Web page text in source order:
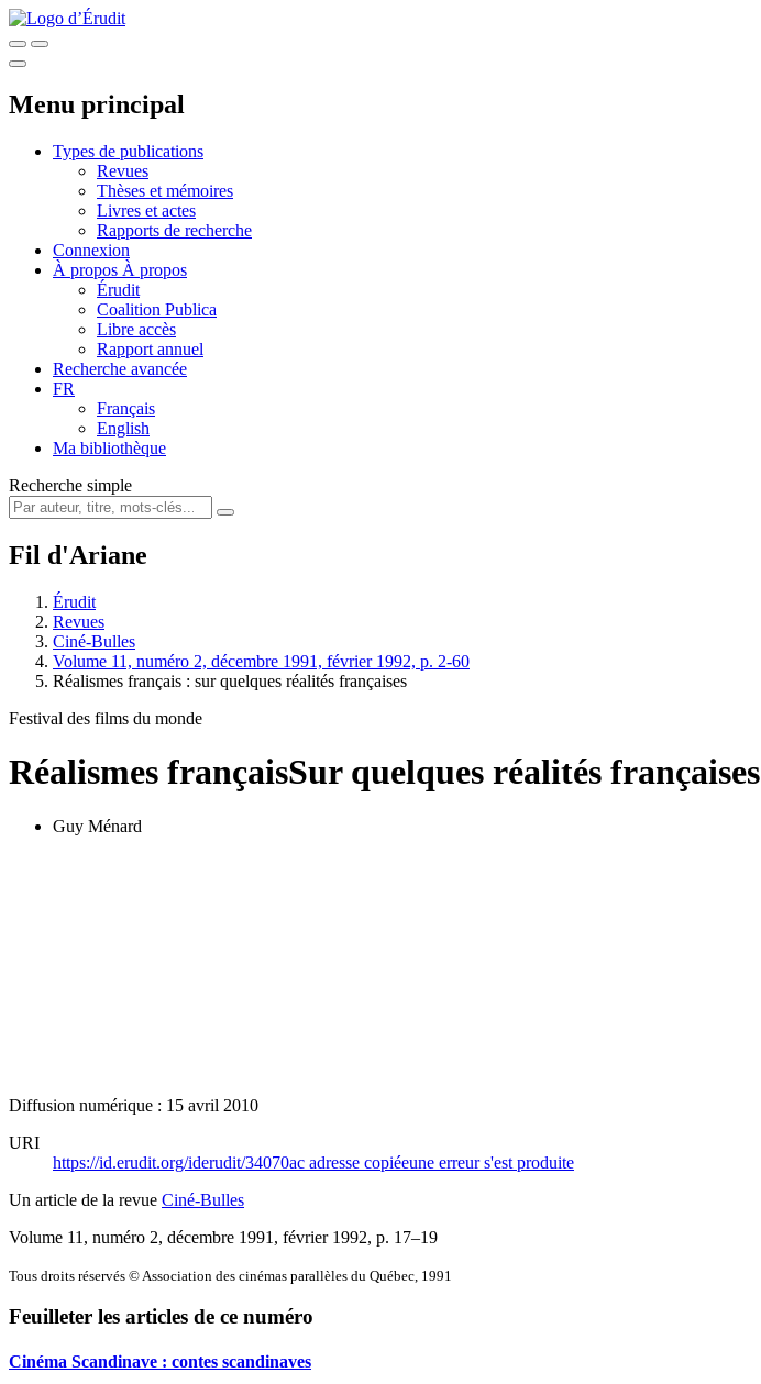
Menu principal
Types de publications
Revues
Thèses et mémoires
Livres et actes
Rapports de recherche
Connexion
À propos À propos
Érudit
Coalition Publica
Libre accès
Rapport annuel
Recherche avancée
FR
Français
English
Ma bibliothèque
Recherche simple
Fil d'Ariane
Érudit
Revues
Ciné-Bulles
Volume 11, numéro 2, décembre 1991, février 1992, p. 2-60
Réalismes français : sur quelques réalités françaises
Festival des films du monde
Réalismes françaisSur quelques réalités françaises
Guy Ménard
Diffusion numérique : 15 avril 2010
URI
https://id.erudit.org/iderudit/34070ac adresse copiéeune erreur s'est produite
Un article de la revue Ciné-Bulles
Volume 11, numéro 2, décembre 1991, février 1992, p. 17–19
Tous droits réservés © Association des cinémas parallèles du Québec, 1991
Feuilleter les articles de ce numéro
Cinéma Scandinave : contes scandinaves